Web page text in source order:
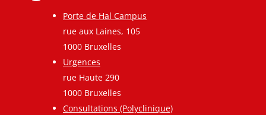
Porte de Hal Campus
rue aux Laines, 105
1000 Bruxelles
Urgences
rue Haute 290
1000 Bruxelles
Consultations (Polyclinique)